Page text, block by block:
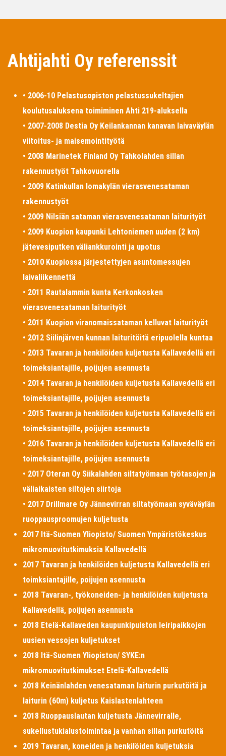
Ahtijahti Oy referenssit
• 2006-10 Pelastusopiston pelastussukeltajien
koulutusaluksena toimiminen Ahti 219-aluksella
• 2007-2008 Destia Oy Keilankannan kanavan laivaväylän
viitoitus- ja maisemointityötä
• 2008 Marinetek Finland Oy Tahkolahden sillan
rakennustyöt Tahkovuorella
• 2009 Katinkullan lomakylän vierasvenesataman
rakennustyöt
• 2009 Nilsiän sataman vierasvenesataman laiturityöt
• 2009 Kuopion kaupunki Lehtoniemen uuden (2 km)
jätevesiputken väliankkurointi ja upotus
• 2010 Kuopiossa järjestettyjen asuntomessujen
laivaliikennettä
• 2011 Rautalammin kunta Kerkonkosken
vierasvenesataman laiturityöt
• 2011 Kuopion viranomaissataman kelluvat laiturityöt
• 2012 Siilinjärven kunnan laituritöitä eripuolella kuntaa
• 2013 Tavaran ja henkilöiden kuljetusta Kallavedellä eri
toimeksiantajille, poijujen asennusta
• 2014 Tavaran ja henkilöiden kuljetusta Kallavedellä eri
toimeksiantajille, poijujen asennusta
• 2015 Tavaran ja henkilöiden kuljetusta Kallavedellä eri
toimeksiantajille, poijujen asennusta
• 2016 Tavaran ja henkilöiden kuljetusta Kallavedellä eri
toimeksiantajille, poijujen asennusta
• 2017 Oteran Oy Siikalahden siltatyömaan työtasojen ja
väliaikaisten siltojen siirtoja
• 2017 Drillmare Oy Jännevirran siltatyömaan syväväylän
ruoppausproomujen kuljetusta
2017 Itä-Suomen Yliopisto/ Suomen Ympäristökeskus
mikromuovitutkimuksia Kallavedellä
2017 Tavaran ja henkilöiden kuljetusta Kallavedellä eri
toimksiantajille, poijujen asennusta
2018 Tavaran-, työkoneiden- ja henkilöiden kuljetusta
Kallavedellä, poijujen asennusta
2018 Etelä-Kallaveden kaupunkipuiston leiripaikkojen
uusien vessojen kuljetukset
2018 Itä-Suomen Yliopiston/ SYKE:n
mikromuovitutkimukset Etelä-Kallavedellä
2018 Keinänlahden venesataman laiturin purkutöitä ja
laiturin (60m) kuljetus Kaislastenlahteen
2018 Ruoppauslautan kuljetusta Jännevirralle,
sukellustukialustoimintaa ja vanhan sillan purkutöitä
2019 Tavaran, koneiden ja henkilöiden kuljetuksia